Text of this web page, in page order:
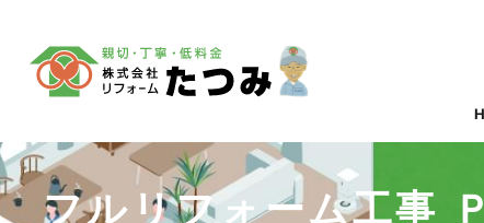
フルリフォーム工事